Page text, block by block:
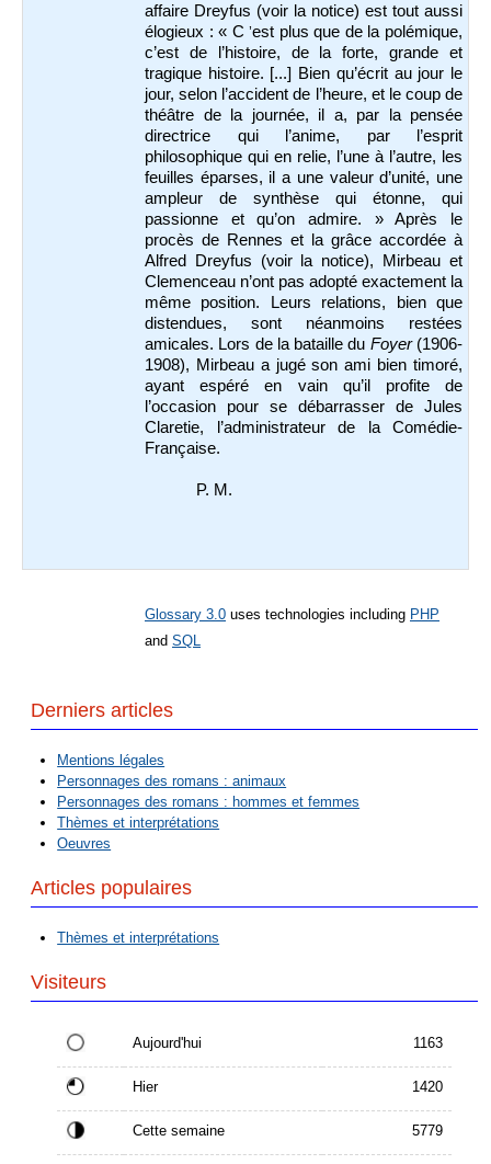
affaire Dreyfus (voir la notice) est tout aussi
élogieux : « C’est plus que de la polémique,
c’est de l’histoire, de la forte, grande et
tragique histoire. [...] Bien qu’écrit au jour le
jour, selon l’accident de l’heure, et le coup de
théâtre de la journée, il a, par la pensée
directrice qui l’anime, par l’esprit
philosophique qui en relie, l’une à l’autre, les
feuilles éparses, il a une valeur d’unité, une
ampleur de synthèse qui étonne, qui
passionne et qu’on admire. » Après le
procès de Rennes et la grâce accordée à
Alfred Dreyfus (voir la notice), Mirbeau et
Clemenceau n’ont pas adopté exactement la
même position. Leurs relations, bien que
distendues, sont néanmoins restées
amicales. Lors de la bataille du Foyer (1906-
1908), Mirbeau a jugé son ami bien timoré,
ayant espéré en vain qu’il profite de
l’occasion pour se débarrasser de Jules
Claretie, l’administrateur de la Comédie-
Française.
P. M.
Glossary 3.0 uses technologies including PHP
and SQL
Derniers articles
Mentions légales
Personnages des romans : animaux
Personnages des romans : hommes et femmes
Thèmes et interprétations
Oeuvres
Articles populaires
Thèmes et interprétations
Visiteurs
Aujourd'hui 1163
Hier 1420
Cette semaine 5779